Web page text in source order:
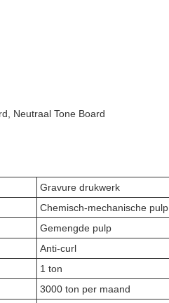
Neutraal Tone Board
Gravure drukwerk
Chemisch-mechanische pulp
Gemengde pulp
Anti-curl
1 ton
3000 ton per maand